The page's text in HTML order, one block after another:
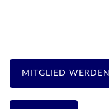
MITGLIED WERDEN